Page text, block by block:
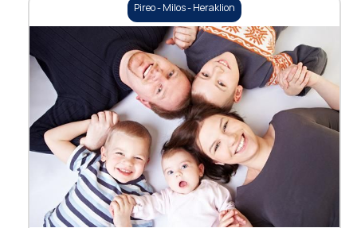
Pireo - Milos - Heraklion